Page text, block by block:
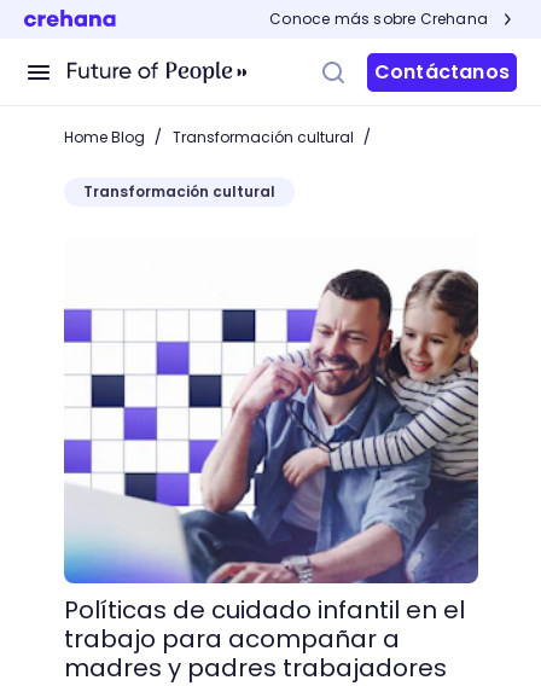
Conoce más sobre Crehana
Contáctanos
Home Blog / Transformación cultural /
Transformación cultural
Políticas de cuidado infantil en el
trabajo para acompañar a
madres y padres trabajadores